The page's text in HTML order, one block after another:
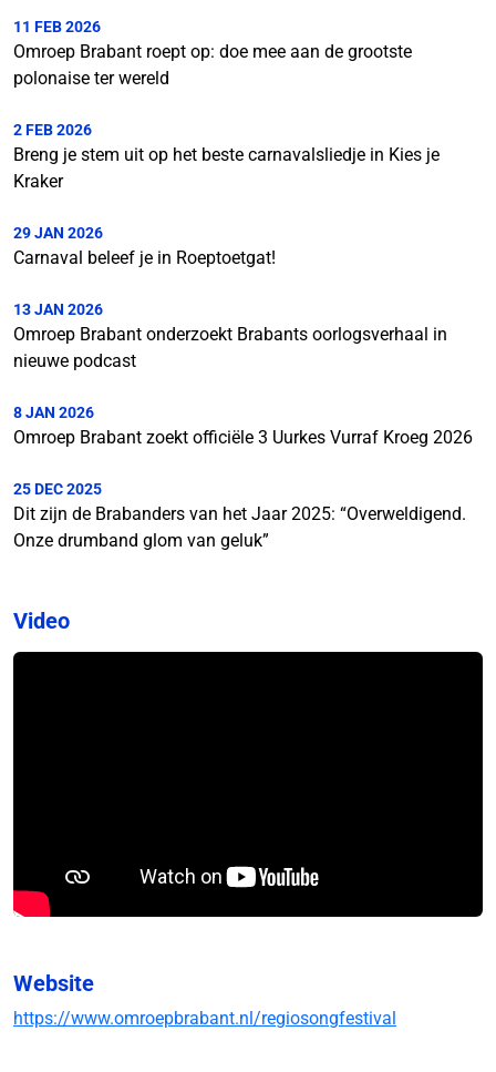
11 FEB 2026
Omroep Brabant roept op: doe mee aan de grootste
polonaise ter wereld
2 FEB 2026
Breng je stem uit op het beste carnavalsliedje in Kies je
Kraker
29 JAN 2026
Carnaval beleef je in Roeptoetgat!
13 JAN 2026
Omroep Brabant onderzoekt Brabants oorlogsverhaal in
nieuwe podcast
8 JAN 2026
Omroep Brabant zoekt officiële 3 Uurkes Vurraf Kroeg 2026
25 DEC 2025
Dit zijn de Brabanders van het Jaar 2025: “Overweldigend.
Onze drumband glom van geluk”
Video
Website
https://www.omroepbrabant.nl/regiosongfestival